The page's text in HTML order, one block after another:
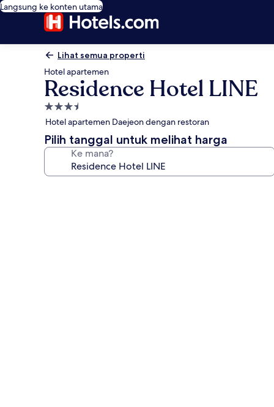
Langsung ke konten utama
Lihat semua properti
Hotel apartemen
Residence Hotel LINE
Properti
bintang
3.5
Hotel apartemen Daejeon dengan restoran
Pilih tanggal untuk melihat harga
Ke mana?